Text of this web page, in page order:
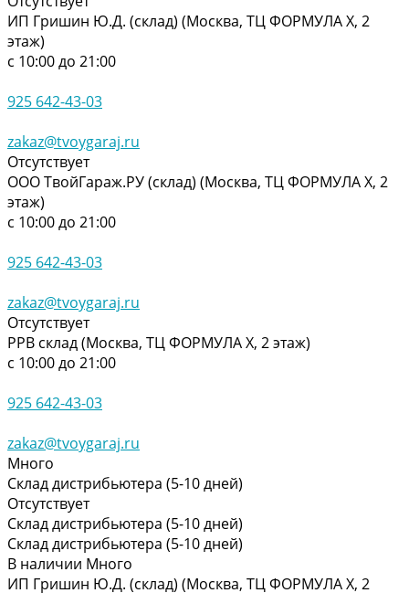
ИП Гришин Ю.Д. (склад) (Москва, ТЦ ФОРМУЛА Х, 2
этаж)
с 10:00 до 21:00
925 642-43-03
zakaz@tvoygaraj.ru
Отсутствует
ООО ТвойГараж.РУ (склад) (Москва, ТЦ ФОРМУЛА Х, 2
этаж)
с 10:00 до 21:00
925 642-43-03
zakaz@tvoygaraj.ru
Отсутствует
РРВ склад (Москва, ТЦ ФОРМУЛА Х, 2 этаж)
с 10:00 до 21:00
925 642-43-03
zakaz@tvoygaraj.ru
Много
Склад дистрибьютера (5-10 дней)
Отсутствует
Склад дистрибьютера (5-10 дней)
Склад дистрибьютера (5-10 дней)
В наличии Много
ИП Гришин Ю.Д. (склад) (Москва, ТЦ ФОРМУЛА Х, 2